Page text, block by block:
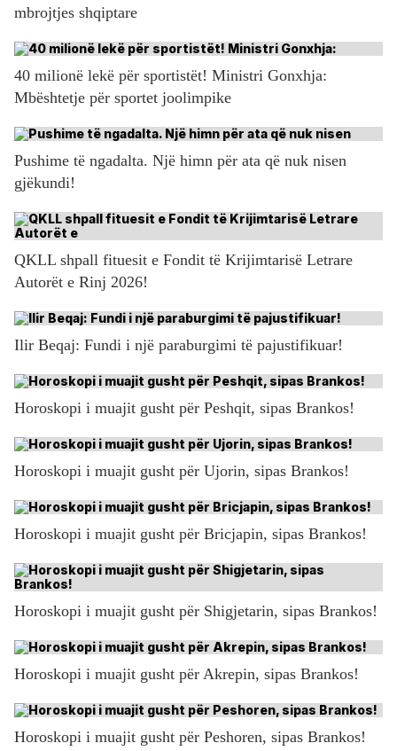
mbrojtjes shqiptare
40 milionë lekë për sportistët! Ministri Gonxhja:
Mbështetje për sportet joolimpike
Pushime të ngadalta. Një himn për ata që nuk nisen
gjëkundi!
QKLL shpall fituesit e Fondit të Krijimtarisë Letrare
Autorët e Rinj 2026!
Ilir Beqaj: Fundi i një paraburgimi të pajustifikuar!
Horoskopi i muajit gusht për Peshqit, sipas Brankos!
Horoskopi i muajit gusht për Ujorin, sipas Brankos!
Horoskopi i muajit gusht për Bricjapin, sipas Brankos!
Horoskopi i muajit gusht për Shigjetarin, sipas Brankos!
Horoskopi i muajit gusht për Akrepin, sipas Brankos!
Horoskopi i muajit gusht për Peshoren, sipas Brankos!